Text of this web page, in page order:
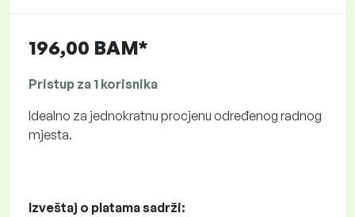
196,00 BAM*
Pristup za 1 korisnika
Idealno za jednokratnu procjenu određenog radnog
mjesta.
Izveštaj o platama sadrži: